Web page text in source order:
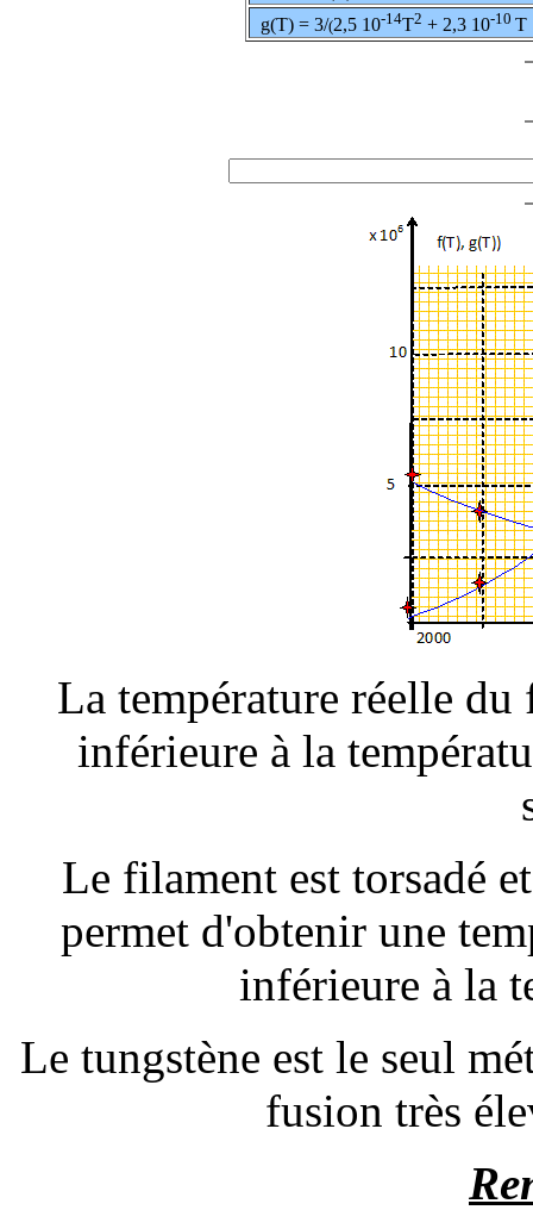
g(T) = 3/(2,5 10-14T2 + 2,3 10-10 T
La température réelle
inférieure à la
Le filament est torsadé
permet d'obtenir une
inférieure à la
Le tungstène est le seul
fusion très